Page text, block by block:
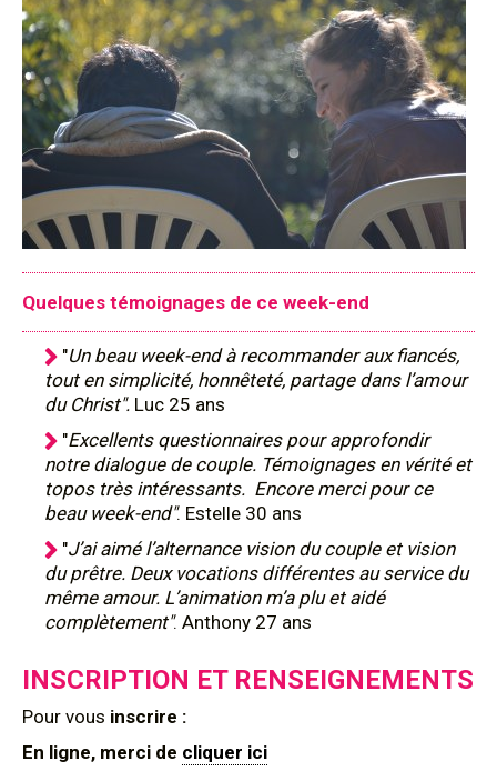
Quelques témoignages de ce week-end
"Un beau week-end à recommander aux fiancés,
tout en simplicité, honnêteté, partage dans l’amour
du Christ". Luc 25 ans
"Excellents questionnaires pour approfondir
notre dialogue de couple. Témoignages en vérité et
topos très intéressants. Encore merci pour ce
beau week-end". Estelle 30 ans
"J’ai aimé l’alternance vision du couple et vision
du prêtre. Deux vocations différentes au service du
même amour. L’animation m’a plu et aidé
complètement". Anthony 27 ans
INSCRIPTION ET RENSEIGNEMENTS
Pour vous inscrire :
En ligne, merci de cliquer ici